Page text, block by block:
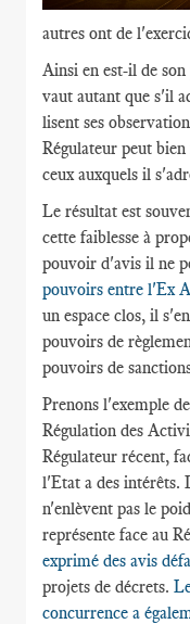
autres ont de
Ainsi en est-il de
vaut autant que s'il
lisent ses
Régulateur peut
ceux auxquels il
Le résultat est
cette faiblesse à
pouvoir d'avis il ne
pouvoirs entre l'Ex
un espace clos, il
pouvoirs de
pouvoirs de
Prenons l'exemple
Régulation des
Régulateur récent,
l'Etat a des intérêts.
n'enlèvent pas le
représente face au
exprimé des avis
projets de décrets.
concurrence a